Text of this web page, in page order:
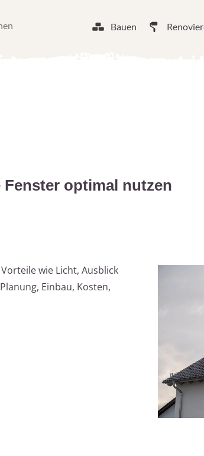
Bauen
optimal nutzen
wie Licht, Ausblick
Einbau, Kosten,